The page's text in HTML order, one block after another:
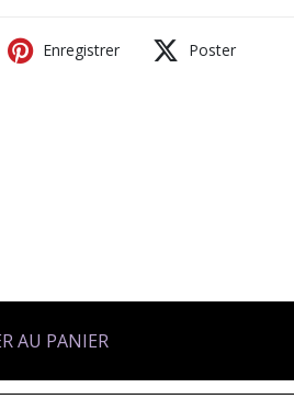
Enregistrer Poster
AU PANIER